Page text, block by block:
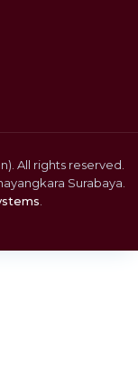
All rights reserved.
Surabaya.
.